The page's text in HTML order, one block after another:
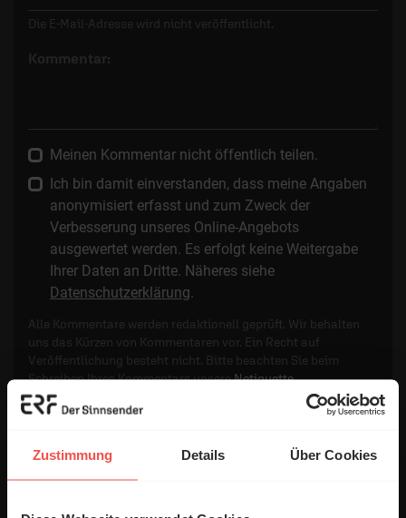
Zustimmung Details Über Cookies
Die E-Mail-Adresse wird nicht veröffentlicht.
Kommentar:
Meinen Kommentar nicht öffentlich teilen.
Ich bin damit einverstanden, dass meine Angaben
anonymisiert erfasst und zum Zweck der
Verbesserung unseres Online-Angebots
ausgewertet werden. Es erfolgt keine Weitergabe
Ihrer Daten an Dritte. Näheres siehe
Datenschutzerklärung.
Alle Kommentare werden redaktionell geprüft. Wir behalten
uns das Kürzen von Kommentaren vor. Ein Recht auf
Veröffentlichung besteht nicht. Bitte beachten Sie beim
Schreiben Ihres Kommentars unsereNetiquette.
Kommentare (5)